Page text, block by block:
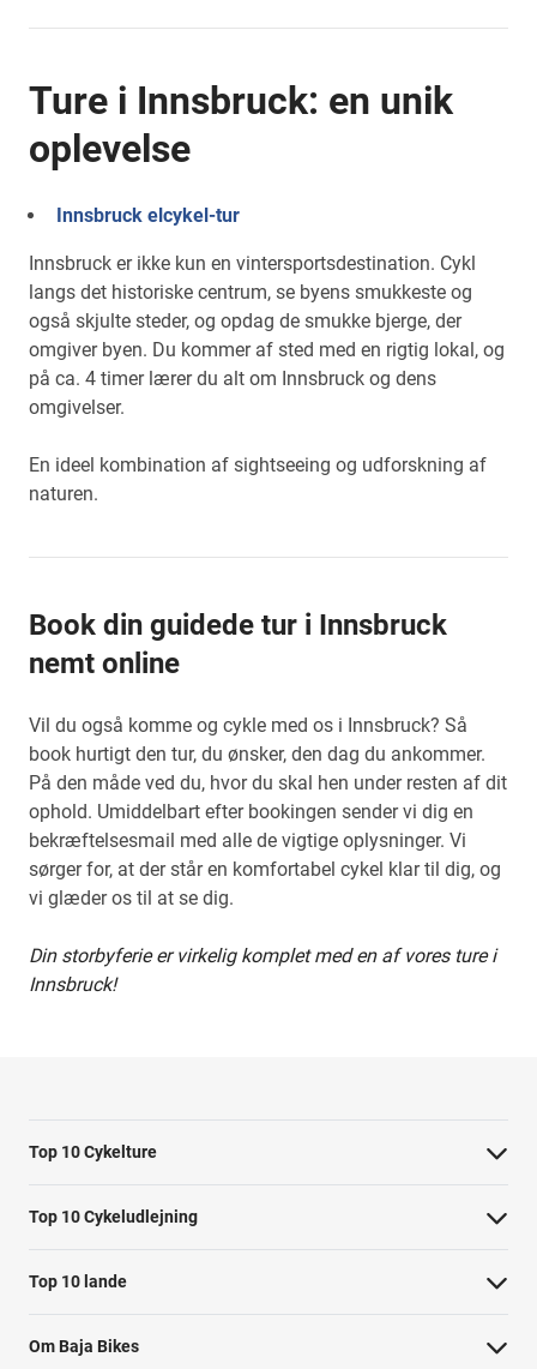
Ture i Innsbruck: en unik
oplevelse
Innsbruck elcykel-tur
Innsbruck er ikke kun en vintersportsdestination. Cykl
langs det historiske centrum, se byens smukkeste og
også skjulte steder, og opdag de smukke bjerge, der
omgiver byen. Du kommer af sted med en rigtig lokal, og
på ca. 4 timer lærer du alt om Innsbruck og dens
omgivelser.
En ideel kombination af sightseeing og udforskning af
naturen.
Book din guidede tur i Innsbruck
nemt online
Vil du også komme og cykle med os i Innsbruck? Så
book hurtigt den tur, du ønsker, den dag du ankommer.
På den måde ved du, hvor du skal hen under resten af dit
ophold. Umiddelbart efter bookingen sender vi dig en
bekræftelsesmail med alle de vigtige oplysninger. Vi
sørger for, at der står en komfortabel cykel klar til dig, og
vi glæder os til at se dig.
Din storbyferie er virkelig komplet med en af vores ture i
Innsbruck!
Top 10 Cykelture
Cykeltur i Barcelona: højdepunkterne
Cykeltur i Berlin: højdepunkterne
Tur til Paris: højdepunkter
Rom højdepunkter cykeltur
Top 10 Cykeludlejning
Barcelona Cykeludlejning
Berlin Cykeludlejning
Paris Cykeludlejning
Top 10 lande
Cykelture i Holland
Om Baja Bikes